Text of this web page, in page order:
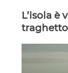
L’isola è